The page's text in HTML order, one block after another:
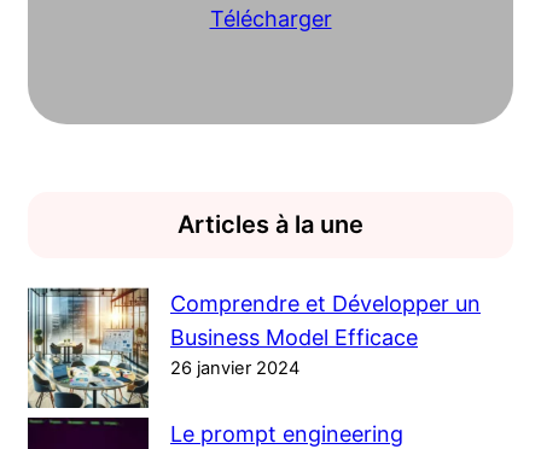
Télécharger
Articles à la une
Comprendre et Développer un
Business Model Efficace
26 janvier 2024
Le prompt engineering